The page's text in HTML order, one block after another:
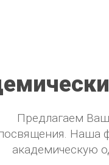
Предлагаем
Наша
академическую